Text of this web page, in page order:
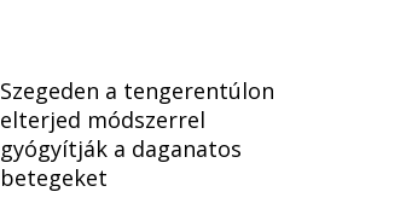
Szegeden a tengerentúlon
elterjed módszerrel
gyógyítják a daganatos
betegeket